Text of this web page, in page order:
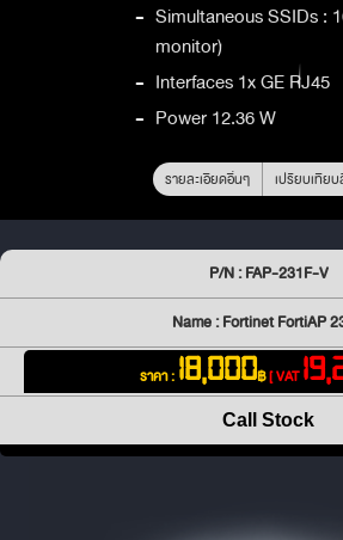
- Simultaneous SSIDs :
monitor)
- Interfaces 1x GE RJ45
- Power 12.36 W
รายละเอียดอื่นๆ เปรียบเทีย
P/N : FAP-231F-V
Name : Fortinet FortiAP
ราคา : 18,000฿[ VAT
Call Stock